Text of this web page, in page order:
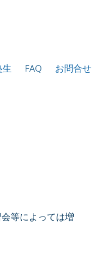
FAQ お問合せ
等によっては増